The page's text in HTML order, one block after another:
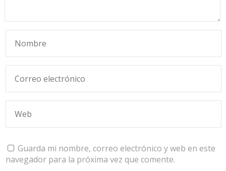
Guarda mi nombre, correo electrónico y web en este
navegador para la próxima vez que comente.